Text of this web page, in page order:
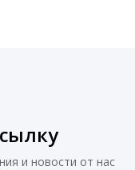
и новости от нас